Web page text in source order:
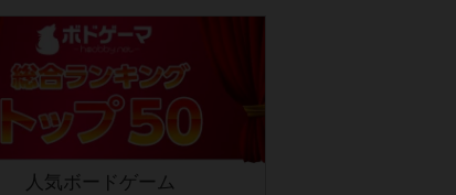
人気ボードゲーム